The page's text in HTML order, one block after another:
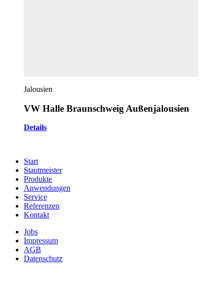
Jalousien
VW Halle Braunschweig Außenjalousien
Details
Start
Stautmeister
Produkte
Anwendungen
Service
Referenzen
Kontakt
Jobs
Impressum
AGB
Datenschutz